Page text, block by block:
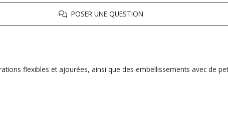
POSER UNE QUESTION
flexibles et ajourées, ainsi que des embellissements avec de